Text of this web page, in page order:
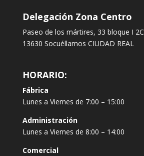
Delegación Zona Centro
Paseo de los mártires, 33 bloque I 2C
13630 Socuéllamos CIUDAD REAL
HORARIO:
Fábrica
Lunes a Viernes de 7:00 – 15:00
Administración
Lunes a Viernes de 8:00 – 14:00
Comercial